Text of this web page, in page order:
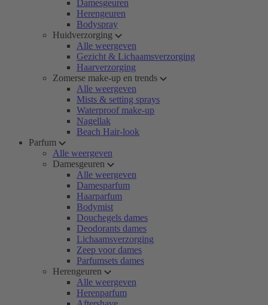
Damesgeuren
Herengeuren
Bodyspray
Huidverzorging
Alle weergeven
Gezicht & Lichaamsverzorging
Haarverzorging
Zomerse make-up en trends
Alle weergeven
Mists & setting sprays
Waterproof make-up
Nagellak
Beach Hair-look
Parfum
Alle weergeven
Damesgeuren
Alle weergeven
Damesparfum
Haarparfum
Bodymist
Douchegels dames
Deodorants dames
Lichaamsverzorging
Zeep voor dames
Parfumsets dames
Herengeuren
Alle weergeven
Herenparfum